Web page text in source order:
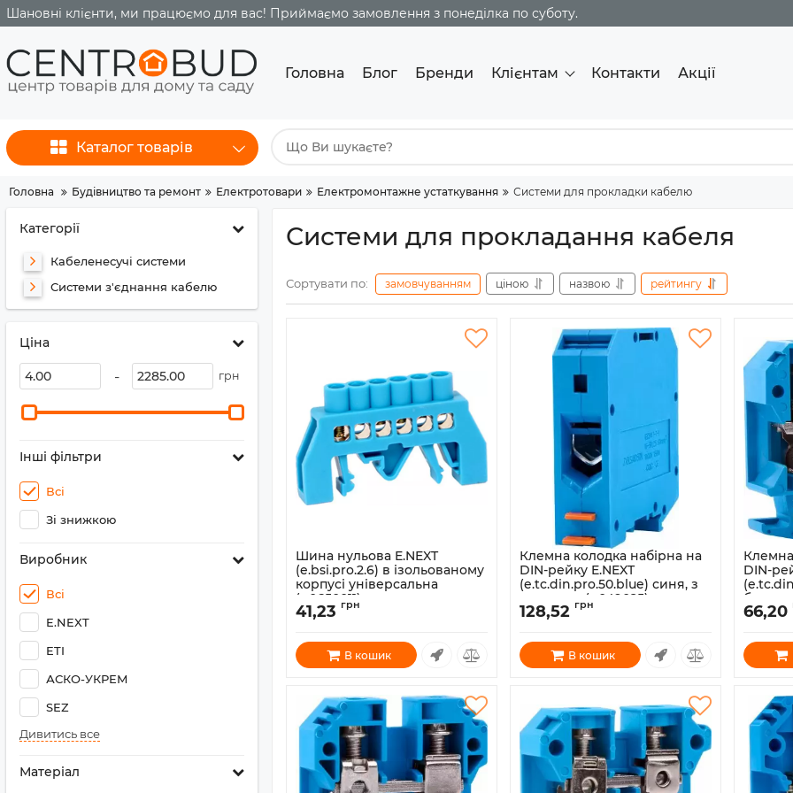
Шановні клієнти, ми працюємо для вас! Приймаємо замовлення з понеділка по суботу.
Головна Блог Бренди Клієнтам Контакти Акції
Каталог товарів
Головна Будівництво та ремонт Електротовари Електромонтажне устаткування Системи для прокладки кабелю
Категорії
Кабеленесучі системи
Системи з'єднання кабелю
Ціна
- грн
Інші фільтри
Всі
Зі знижкою
Виробник
Всі
E.NEXT
ETI
АСКО-УКРЕМ
SEZ
Дивитись все
Матеріал
Системи для прокладання кабеля
Сортувати по: замовчуванням ціною назвою рейтингу
Шина нульова E.NEXT
(e.bsi.pro.2.6) в ізольованому
корпусі універсальна
(p0650011)
Артикул:
41,23 грн
В кошик
Клемна колодка набірна на
DIN-рейку E.NEXT
(e.tc.din.pro.50.blue) синя, з
кришкою (p049025)
Артикул: p049025
128,52 грн
В кошик
DIN-
без
Артикул:
66,20